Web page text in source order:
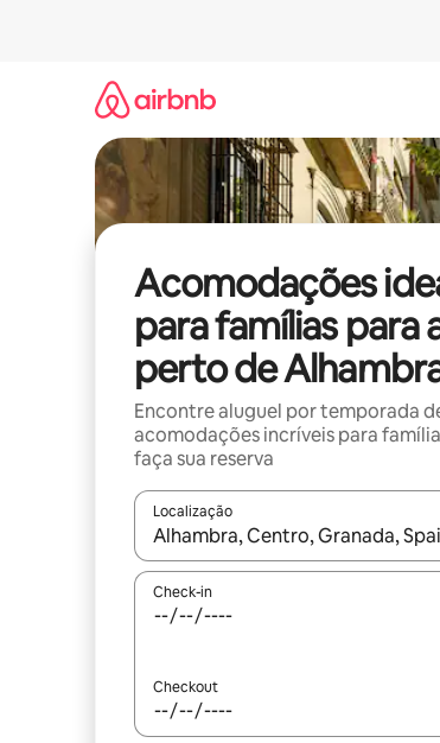
Acomodações
para famílias para
perto de
Encontre aluguel por temporada
acomodações incríveis para
faça sua reserva
Localização
Quando os resultados estiverem
Check-in
Checkout